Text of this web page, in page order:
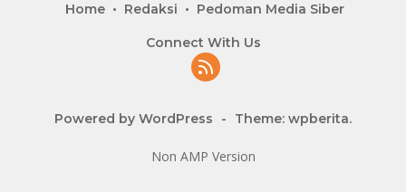
Home Redaksi Pedoman Media Siber
Connect With Us
Powered by WordPress - Theme: wpberita.
Non AMP Version